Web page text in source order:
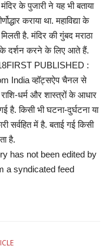
के पुजारी ने यह भी बताया
कराया था. महाविद्या के
है. मंदिर की गुंबद मराठा
के दर्शन करने के लिए आते हैं.
PUBLISHED :
India व्हॉट्सऐप चैनल से
धर्म और शास्त्रों के आधार
है. किसी भी घटना-दुर्घटना या
सर्वहित में है. बताई गई किसी
है.
has not been edited by
a syndicated feed